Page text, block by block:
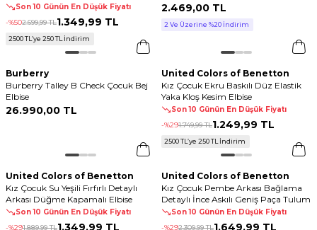
Son 10 Günün En Düşük Fiyatı
-%502.699,99 TL1.349,99 TL
2500 TL’ye 250 TL İndirim
2.469,00 TL
2 Ve Üzerine %20 İndirim
Burberry
Burberry Talley B Check Çocuk Bej
Elbise
26.990,00 TL
United Colors of Benetton
Kız Çocuk Ekru Baskılı Düz Elastik
Yaka Kloş Kesim Elbise
Son 10 Günün En Düşük Fiyatı
-%291.749,99 TL1.249,99 TL
2500 TL’ye 250 TL İndirim
United Colors of Benetton
Kız Çocuk Su Yeşili Fırfırlı Detaylı
Arkası Düğme Kapamalı Elbise
Son 10 Günün En Düşük Fiyatı
-%291.889,99 TL1.349,99 TL
United Colors of Benetton
Kız Çocuk Pembe Arkası Bağlama
Detaylı İnce Askılı Geniş Paça Tulum
Son 10 Günün En Düşük Fiyatı
-%292.309,99 TL1.649,99 TL